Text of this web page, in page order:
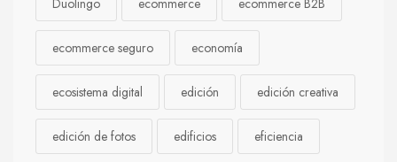
Duolingo ecommerce ecommerce B2B
ecommerce seguro economía
ecosistema digital edición edición creativa
edición de fotos edificios eficiencia